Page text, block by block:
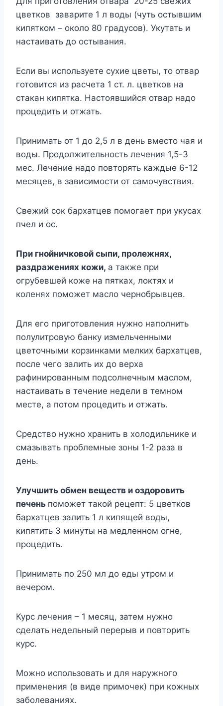
цветков заварите 1 л воды (чуть остывшим
кипятком – около 80 градусов). Укутать и
настаивать до остывания.
Если вы используете сухие цветы, то отвар
готовится из расчета 1 ст. л. цветков на
стакан кипятка. Настоявшийся отвар надо
процедить и отжать.
Принимать от 1 до 2,5 л в день вместо чая и
воды. Продолжительность лечения 1,5-3
мес. Лечение надо повторять каждые 6-12
месяцев, в зависимости от самочувствия.
Свежий сок бархатцев помогает при укусах
пчел и ос.
При гнойничковой сыпи, пролежнях,
раздражениях кожи, а также при
огрубевшей коже на пятках, локтях и
коленях поможет масло чернобрывцев.
Для его приготовления нужно наполнить
полулитровую банку измельченными
цветочными корзинками мелких бархатцев,
после чего залить их до верха
рафинированным подсолнечным маслом,
настаивать в течение недели в темном
месте, а потом процедить и отжать.
Средство нужно хранить в холодильнике и
смазывать проблемные зоны 1-2 раза в
день.
Улучшить обмен веществ и оздоровить
печень поможет такой рецепт: 5 цветков
бархатцев залить 1 л кипящей воды,
кипятить 3 минуты на медленном огне,
процедить.
Принимать по 250 мл до еды утром и
вечером.
Курс лечения – 1 месяц, затем нужно
сделать недельный перерыв и повторить
курс.
Можно использовать и для наружного
применения (в виде примочек) при кожных
заболеваниях.